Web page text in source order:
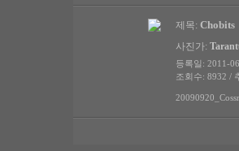
제목: Chobits
사진가:
등록일: 2011-
조회수: 8932 /